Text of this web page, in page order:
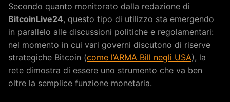
Secondo quanto monitorato dalla redazione di
BitcoinLive24, questo tipo di utilizzo sta emergendo
in parallelo alle discussioni politiche e regolamentari:
nel momento in cui vari governi discutono di riserve
strategiche Bitcoin (come l’ARMA Bill negli USA), la
rete dimostra di essere uno strumento che va ben
oltre la semplice funzione monetaria.